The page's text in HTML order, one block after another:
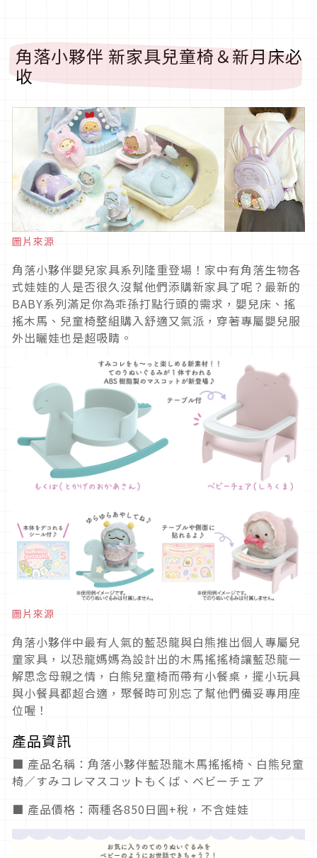
角落小夥伴 新家具兒童椅＆新月床必
收
圖片來源
角落小夥伴嬰兒家具系列隆重登場！家中有角落生物各
式娃娃的人是否很久沒幫他們添購新家具了呢？最新的
BABY系列滿足你為乖孫打點行頭的需求，嬰兒床、搖
搖木馬、兒童椅整組購入舒適又氣派，穿著專屬嬰兒服
外出曬娃也是超吸睛。
圖片來源
角落小夥伴中最有人氣的藍恐龍與白熊推出個人專屬兒
童家具，以恐龍媽媽為設計出的木馬搖搖椅讓藍恐龍一
解思念母親之情，白熊兒童椅而帶有小餐桌，擺小玩具
與小餐具都超合適，聚餐時可別忘了幫他們備妥專用座
位喔！
產品資訊
■ 產品名稱：角落小夥伴藍恐龍木馬搖搖椅、白熊兒童
椅／すみコレマスコットもくば、ベビーチェア
■ 產品價格：兩種各850日圓+稅，不含娃娃